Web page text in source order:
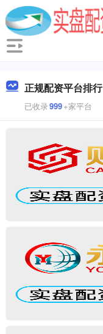
正规配资平台排行
已收录999+家平台